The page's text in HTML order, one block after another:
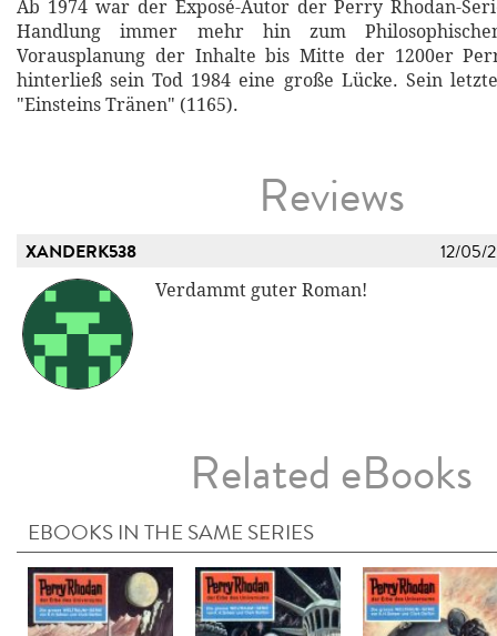
Ab 1974 war der Exposé-Autor der Perry Rhodan-
Handlung immer mehr hin zum
Vorausplanung der Inhalte bis Mitte der 1200er
hinterließ sein Tod 1984 eine große Lücke. Sein
"Einsteins Tränen" (1165).
Reviews
XANDERK538 12/05/
Verdammt guter Roman!
Related eBooks
EBOOKS IN THE SAME SERIES